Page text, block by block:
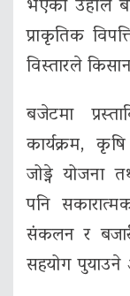
भएको उहाँले
प्राकृतिक
विस्तारले
बजेटमा
कार्यक्रम,
जोड्ने योजना
पनि
संकलन र
सहयोग पुयाउने